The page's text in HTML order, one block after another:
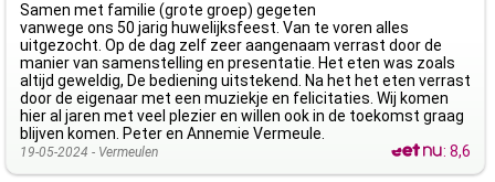
Samen met familie (grote groep) gegeten
vanwege ons 50 jarig huwelijksfeest. Van te voren alles
uitgezocht. Op de dag zelf zeer aangenaam verrast door de
manier van samenstelling en presentatie. Het eten was zoals
altijd geweldig, De bediening uitstekend. Na het het eten verrast
door de eigenaar met een muziekje en felicitaties. Wij komen
hier al jaren met veel plezier en willen ook in de toekomst graag
blijven komen. Peter en Annemie Vermeule.
19-05-2024 - Vermeulen :8,6